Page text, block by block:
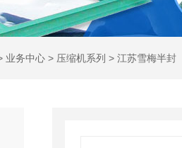
业务中心 > 压缩机系列 > 江苏雪梅半封